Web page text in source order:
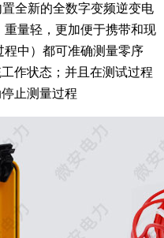
全新的全数字变频逆变电
量轻，更加便于携带和现
中）都可准确测量零序
作状态；并且在测试过程
止测量过程